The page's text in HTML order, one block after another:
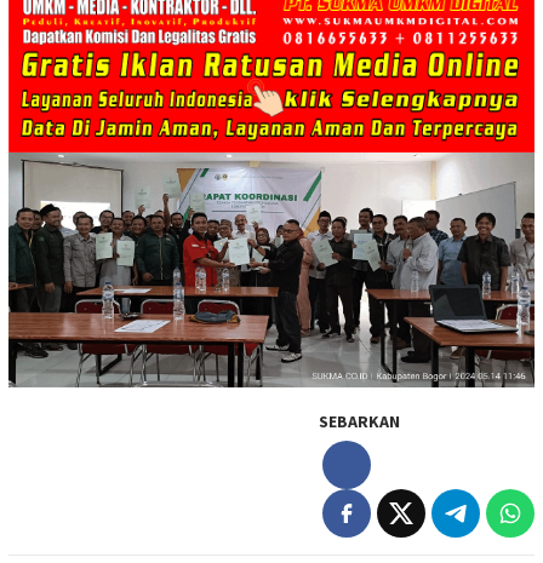
SEBARKAN